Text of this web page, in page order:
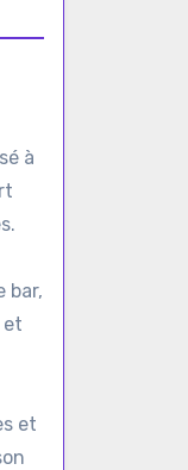
à
bar,
et
et